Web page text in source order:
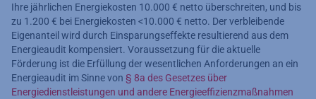
Ihre jährlichen Energiekosten 10.000 € netto überschreiten, und bis
zu 1.200 € bei Energiekosten <10.000 € netto. Der verbleibende
Eigenanteil wird durch Einsparungseffekte resultierend aus dem
Energieaudit kompensiert. Voraussetzung für die aktuelle
Förderung ist die Erfüllung der wesentlichen Anforderungen an ein
Energieaudit im Sinne von § 8a des Gesetzes über
Energiedienstleistungen und andere Energieeffizienzmaßnahmen